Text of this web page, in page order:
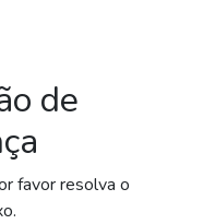
de
favor resolva o